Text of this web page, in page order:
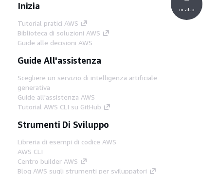
Inizia
Tutorial pratici AWS
Biblioteca di soluzioni AWS
Guide alle decisioni AWS
Guide All'assistenza
Scegliere un servizio di intelligenza artificiale
generativa
Guide all'assistenza AWS
Tutorial AWS CLI su GitHub
Strumenti Di Sviluppo
Libreria di esempi di codice AWS
AWS CLI
Centro builder AWS
Blog AWS sugli strumenti per sviluppatori
in alto